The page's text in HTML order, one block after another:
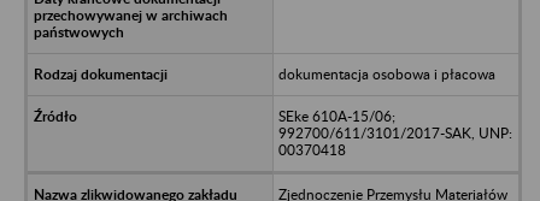
dokumentacja osobowa i płacowa
SEke 610A-15/06;
992700/611/3101/2017-SAK, UNP:
00370418
Zjednoczenie Przemysłu Materiałów